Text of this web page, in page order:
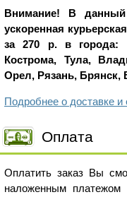
Внимание! В данный
ускоренная
за 270 р. в города:
Кострома, Тула,
Орел, Рязань, Брянск,
Подробнее о доставке и
Оплата
Оплатить заказ Вы
наложенным платежом